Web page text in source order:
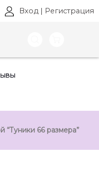
Вход | Регистрация
“Туники 66 размера”